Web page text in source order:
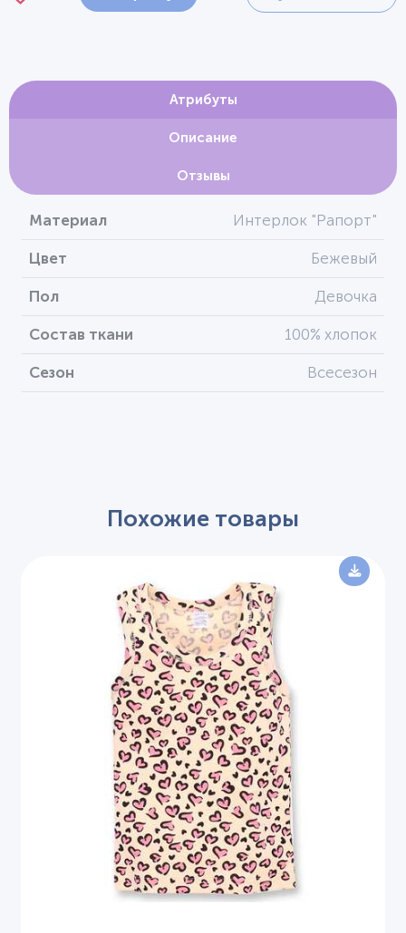
Атрибуты
Описание
Отзывы
Материал Интерлок "Рапорт"
Цвет Бежевый
Пол Девочка
Состав ткани 100% хлопок
Сезон Всесезон
Похожие товары